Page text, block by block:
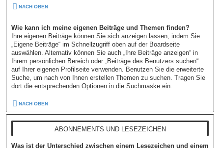
NACH OBEN
Wie kann ich meine eigenen Beiträge und Themen finden?
Ihre eigenen Beiträge können Sie sich anzeigen lassen, indem Sie
„Eigene Beiträge“ im Schnellzugriff oben auf der Boardseite
auswählen. Alternativ können Sie auch „Ihre Beiträge anzeigen“ in
Ihrem persönlichen Bereich oder „Beiträge des Benutzers suchen“
auf Ihrer eigenen Profilseite verwenden. Benutzen Sie die erweiterte
Suche, um nach von Ihnen erstellen Themen zu suchen. Tragen Sie
dort die entsprechenden Optionen in die Suchmaske ein.
NACH OBEN
ABONNEMENTS UND LESEZEICHEN
Was ist der Unterschied zwischen einem Lesezeichen und einem